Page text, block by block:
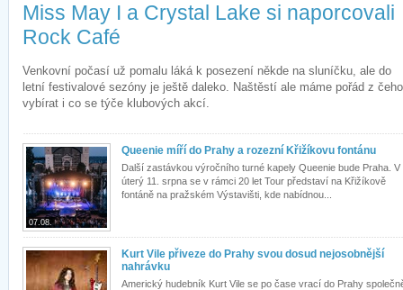
Miss May I a Crystal Lake si naporcovali
Rock Café
Venkovní počasí už pomalu láká k posezení někde na sluníčku, ale do
letní festivalové sezóny je ještě daleko. Naštěstí ale máme pořád z čeho
vybírat i co se týče klubových akcí.
07.08.
Queenie míří do Prahy a rozezní Křižíkovu fontánu
Další zastávkou výročního turné kapely Queenie bude Praha. V
úterý 11. srpna se v rámci 20 let Tour představí na Křižíkově
fontáně na pražském Výstavišti, kde nabídnou...
Kurt Vile přiveze do Prahy svou dosud nejosobnější
nahrávku
Americký hudebník Kurt Vile se po čase vrací do Prahy